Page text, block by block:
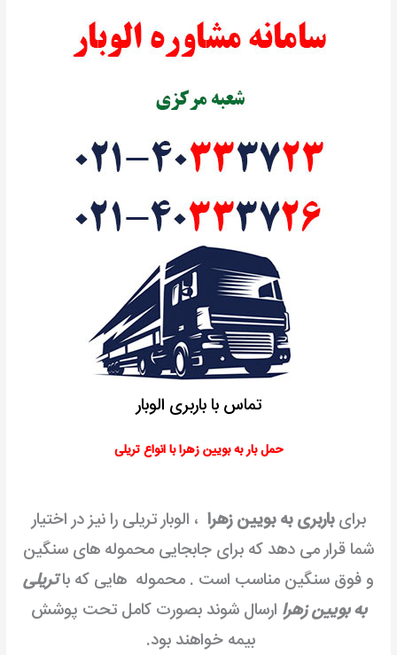
تماس با باربری الوبار
حمل بار به بویین زهرا با انواع تریلی
برایباربری به بویین زهرا ، الوبار تریلی را نیز در اختیار
شما قرار می دهد که برای جابجایی محموله های سنگین
و فوق سنگین مناسب است . محموله هایی که باتریلی
به بویین زهرا ارسال شوند بصورت کامل تحت پوشش
بیمه خواهند بود.